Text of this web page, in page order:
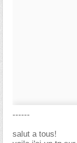
------
salut a tous!